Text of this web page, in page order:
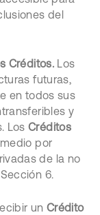
del
Créditos. Los
futuras,
en todos sus
y
LosCréditos
por
de la no
6.
un Crédito